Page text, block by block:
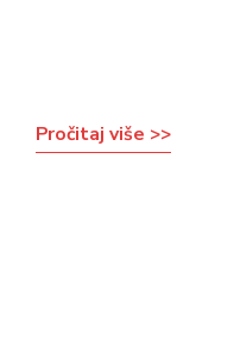
Pročitaj više >>